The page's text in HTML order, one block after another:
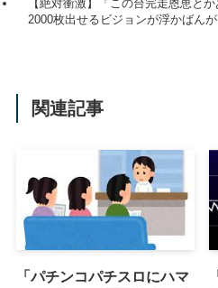
【絶対衝激】「この台完走恩恵と
2000枚出せるビジョンが浮かばんが
関連記事
「パチンコパチスロにハマ